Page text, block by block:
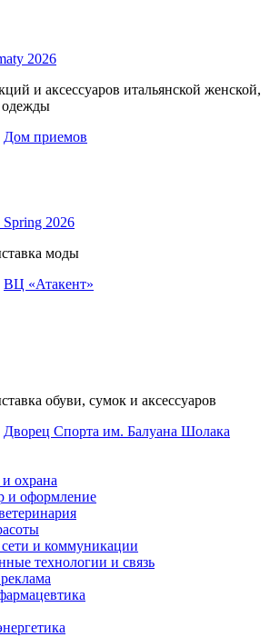
2026
и аксессуаров итальянской женской,
одежды
Дом приемов
Spring 2026
моды
ВЦ «Атакент»
обуви, сумок и аксессуаров
Дворец Спорта им. Балуана Шолака
и охрана
и оформление
и коммуникации
технологии и связь